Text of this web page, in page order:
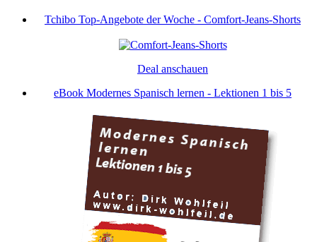
Tchibo Top-Angebote der Woche - Comfort-Jeans-Shorts
Deal anschauen
eBook Modernes Spanisch lernen - Lektionen 1 bis 5